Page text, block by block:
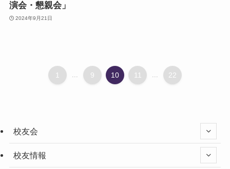
演会・懇親会」
2024年9月21日
1 ... 9 10 11 ... 22
校友会
校友情報